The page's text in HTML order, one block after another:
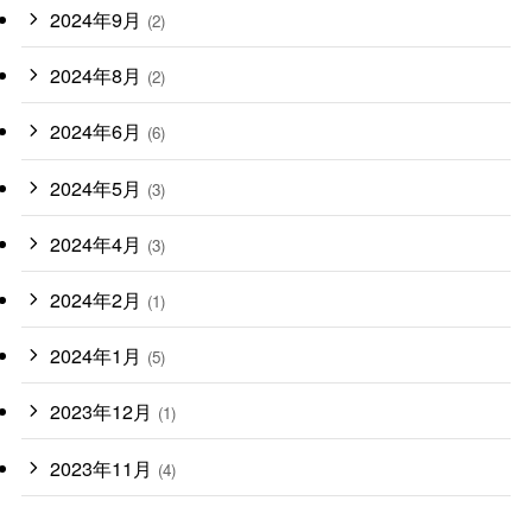
2024年9月 (2)
2024年8月 (2)
2024年6月 (6)
2024年5月 (3)
2024年4月 (3)
2024年2月 (1)
2024年1月 (5)
2023年12月 (1)
2023年11月 (4)